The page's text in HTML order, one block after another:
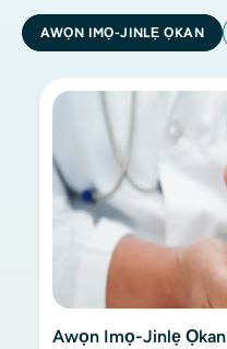
AWỌN IMỌ-JINLẸ ỌKAN
Awọn Imọ-Jinlẹ Ọkan